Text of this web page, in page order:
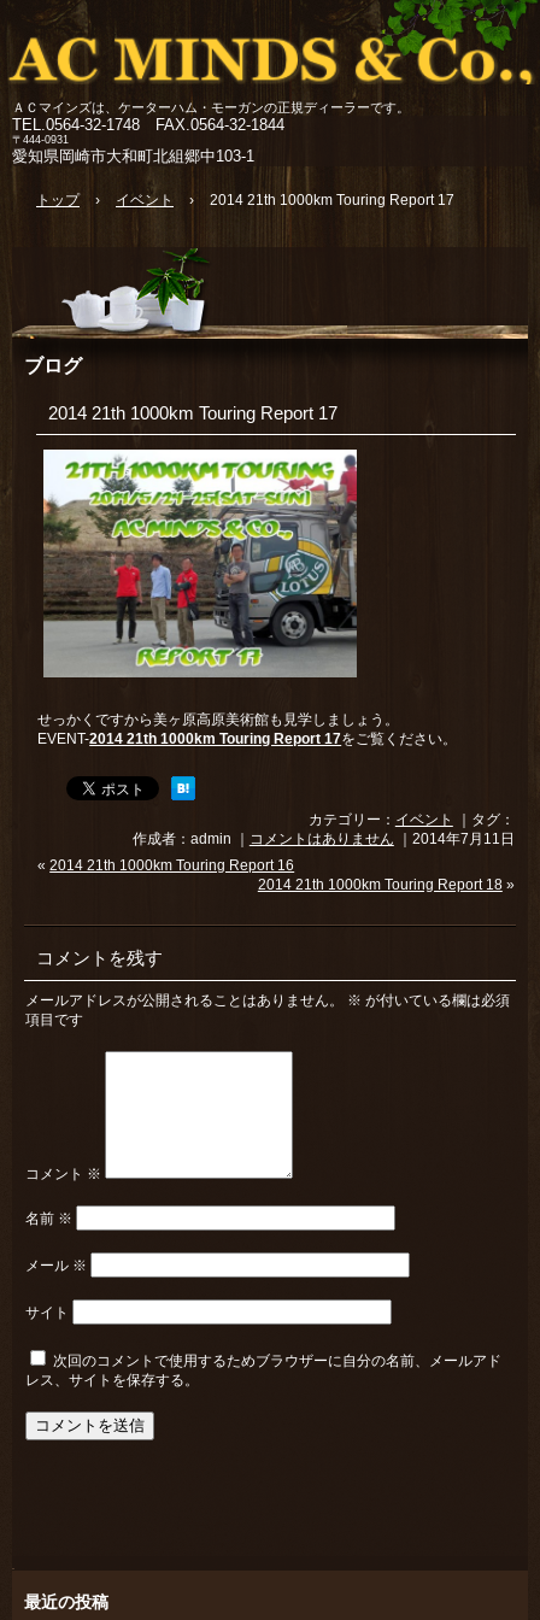
ＡＣマインズは、ケーターハム・モーガンの正規ディーラーです。
TEL.0564-32-1748 FAX.0564-32-1844
〒444-0931
愛知県岡崎市大和町北組郷中103-1
トップ › イベント › 2014 21th 1000km Touring Report 17
ブログ
2014 21th 1000km Touring Report 17
せっかくですから美ヶ原高原美術館も見学しましょう。
EVENT-2014 21th 1000km Touring Report 17をご覧ください。
カテゴリー： イベント
｜タグ：
作成者：admin ｜ コメントはありません ｜2014年7月11日
«2014 21th 1000km Touring Report 16
2014 21th 1000km Touring Report 18»
コメントを残す
メールアドレスが公開されることはありません。 ※ が付いている欄は必須
項目です
コメント ※
名前 ※
メール ※
サイト
次回のコメントで使用するためブラウザーに自分の名前、メールアド
レス、サイトを保存する。
最近の投稿